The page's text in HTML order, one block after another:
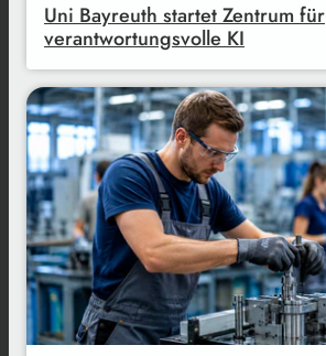
Uni Bayreuth startet Zentrum für
verantwortungsvolle KI